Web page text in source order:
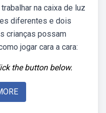
na caixa de luz
diferentes e dois
crianças possam
jogar cara a cara:
the button below.